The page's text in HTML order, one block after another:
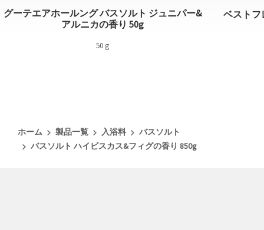
グーテエアホールング バスソルト ジュニパー&
アルニカの香り 50g
50 g
ベストフ
ホーム 製品一覧 入浴料
バスソルト
バスソルト ハイビスカス&フィグの香り 850g